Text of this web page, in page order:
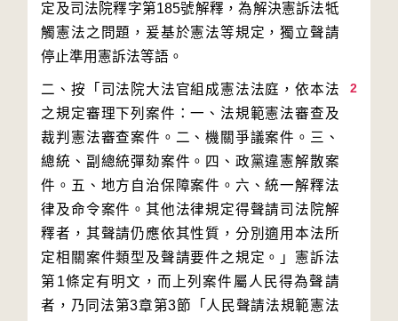
定及司法院釋字第185號解釋，為解決憲訴法牴
觸憲法之問題，爰基於憲法等規定，獨立聲請
2
二、按「司法院大法官組成憲法法庭，依本法
之規定審理下列案件：一、法規範憲法審查及
裁判憲法審查案件。二、機關爭議案件。三、
總統、副總統彈劾案件。四、政黨違憲解散案
件。五、地方自治保障案件。六、統一解釋法
律及命令案件。其他法律規定得聲請司法院解
釋者，其聲請仍應依其性質，分別適用本法所
定相關案件類型及聲請要件之規定。」憲訴法
第1條定有明文，而上列案件屬人民得為聲請
者，乃同法第3章第3節「人民聲請法規範憲法